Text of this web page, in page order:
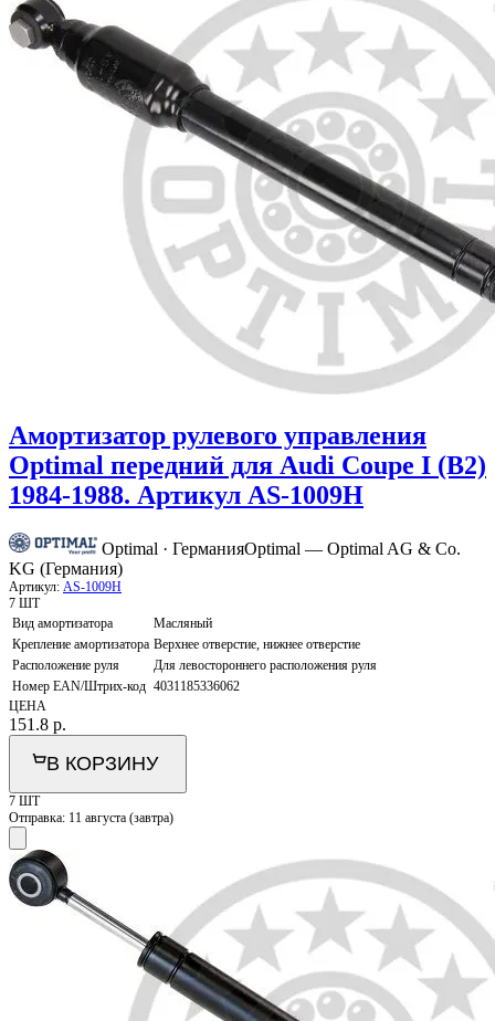
Амортизатор рулевого управления
Optimal передний для Audi Coupe I (B2)
1984-1988. Артикул AS-1009H
Optimal · ГерманияOptimal — Optimal AG & Co.
KG (Германия)
Артикул: AS-1009H
7 ШТ
Вид амортизатора
Масляный
Крепление амортизатора Верхнее отверстие, нижнее отверстие
Расположение руля
Для левостороннего расположения руля
Номер EAN/Штрих-код 4031185336062
ЦЕНА
151.8 р.
В КОРЗИНУ
7 ШТ
Отправка: 11 августа (завтра)